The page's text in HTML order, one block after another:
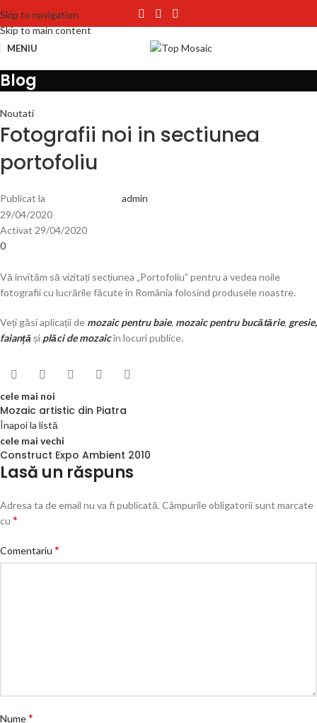
Skip to navigation
Skip to main content
MENIU
Blog
Noutati
Fotografii noi in sectiunea
portofoliu
Publicat la
admin
29/04/2020
Activat 29/04/2020
0
Vă invităm să vizitați secțiunea „Portofoliu” pentru a vedea noile
fotografii cu lucrările făcute în România folosind produsele noastre.
Veți găsi aplicații de mozaic pentru baie, mozaic pentru bucătărie, gresie,
faianțăși plăci de mozaicîn locuri publice.
cele mai noi
Mozaic artistic din Piatra
Înapoi la listă
cele mai vechi
Construct Expo Ambient 2010
Lasă un răspuns
Adresa ta de email nu va fi publicată.Câmpurile obligatorii sunt marcate
cu *
Comentariu *
Nume*